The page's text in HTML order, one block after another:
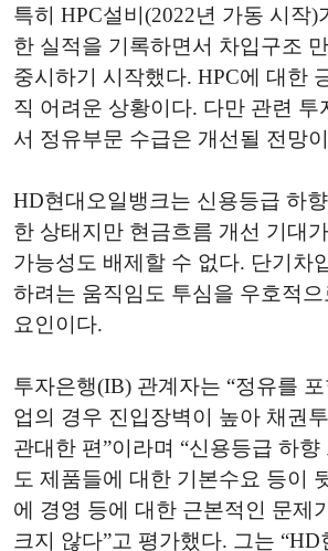
특히 HPC설비(2022년 가동 시작)
한 실적을 기록하면서 차입구조
중시하기 시작했다. HPC에 대한
직 어려운 상황이다. 다만 관련 투
서 정유부문 수급은 개선될 전망
HD현대오일뱅크는 신용등급 하
한 상태지만 현금흐름 개선 기대
가능성도 배제할 수 없다. 단기차
하려는 움직임도 투심을 우호적
요인이다.
투자은행(IB) 관계자는 “정유를
업의 경우 진입장벽이 높아 채권
관대한 편”이라며 “신용등급 하
도 제품들에 대한 기본수요 등이
에 경영 등에 대한 근본적인 문제
크지 않다”고 평가했다. 그는